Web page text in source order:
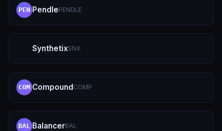
PEN PendlePENDLE
SynthetixSNX
COM CompoundCOMP
BAL BalancerBAL